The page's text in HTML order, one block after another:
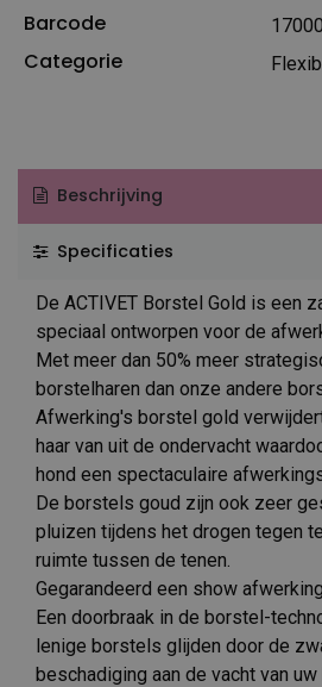
Barcode
Categorie
Beschrijving
Specificaties
De ACTIVET Borstel Gold is een
speciaal ontworpen voor de
Met meer dan 50% meer
borstelharen dan onze andere
Afwerking's borstel gold
haar van uit de ondervacht
hond een spectaculaire
De borstels goud zijn ook zeer
pluizen tijdens het drogen tegen
ruimte tussen de tenen.
Gegarandeerd een show afwerking.
Een doorbraak in de borstel-
lenige borstels glijden door de
beschadiging aan de vacht van uw